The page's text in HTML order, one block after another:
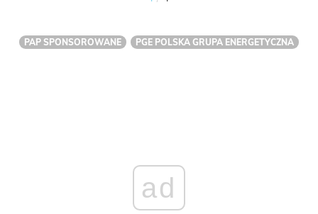
PAP SPONSOROWANE PGE POLSKA GRUPA ENERGETYCZNA
ad